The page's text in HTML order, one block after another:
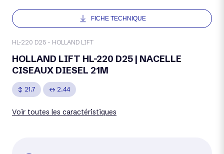
HL-220 D25 - HOLLAND LIFT
FICHE TECHNIQUE
HOLLAND LIFT HL-220 D25 | NACELLE
CISEAUX DIESEL 21M
21.7 2.44
Voir toutes les caractéristiques